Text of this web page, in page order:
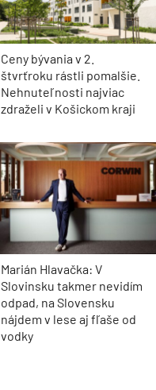
Ceny bývania v 2.
štvrťroku rástli pomalšie.
Nehnuteľnosti najviac
zdraželi v Košickom kraji
Marián Hlavačka: V
Slovinsku takmer nevidím
odpad, na Slovensku
nájdem v lese aj fľaše od
vodky